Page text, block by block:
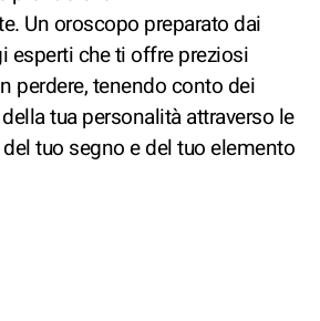
Un oroscopo preparato dai
esperti che ti offre preziosi
perdere, tenendo conto dei
tua personalità attraverso le
tuo segno e del tuo elemento